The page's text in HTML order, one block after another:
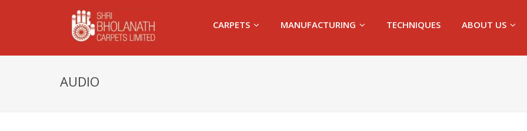
CARPETS MANUFACTURING TECHNIQUES ABOUT US
AUDIO